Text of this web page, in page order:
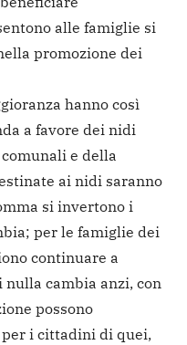
alle famiglie si
promozione dei
hanno così
a favore dei nidi
e della
ai nidi saranno
si invertono i
per le famiglie dei
continuare a
cambia anzi, con
possono
i cittadini di quei,